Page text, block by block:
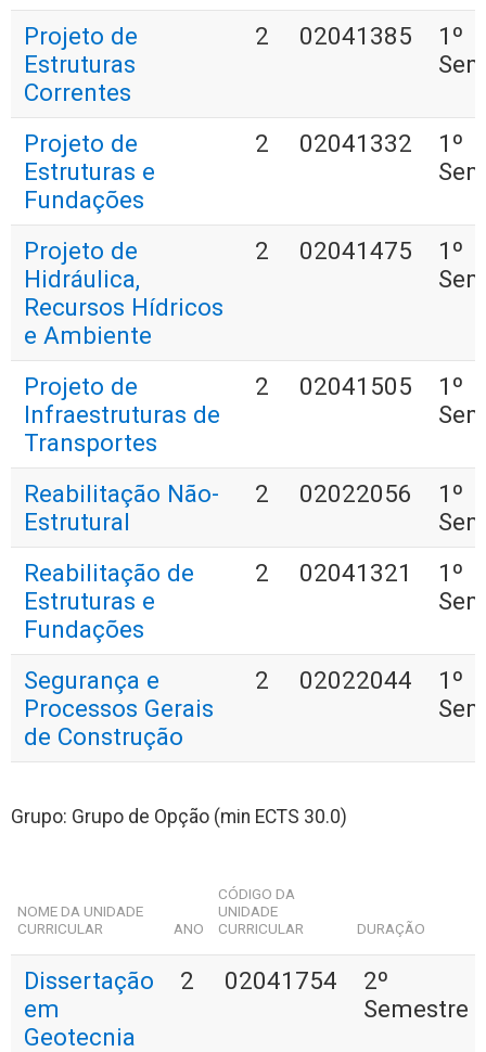
Projeto de
Estruturas
Correntes
2 02041385
1º
Projeto de
Estruturas e
Fundações
2 02041332
1º
Projeto de
Hidráulica,
Recursos Hídricos
e Ambiente
2 02041475
1º
Projeto de
Infraestruturas de
Transportes
2 02041505
1º
Reabilitação Não-
Estrutural
2 02022056
1º
Reabilitação de
Estruturas e
Fundações
2 02041321
1º
Segurança e
Processos Gerais
de Construção
2 02022044
1º
Grupo: Grupo de Opção (min ECTS 30.0)
NOME DA UNIDADE
CURRICULAR
ANO
CÓDIGO DA
UNIDADE
CURRICULAR
DURAÇÃO
Dissertação
em
Geotecnia
2 02041754
2º
Semestre